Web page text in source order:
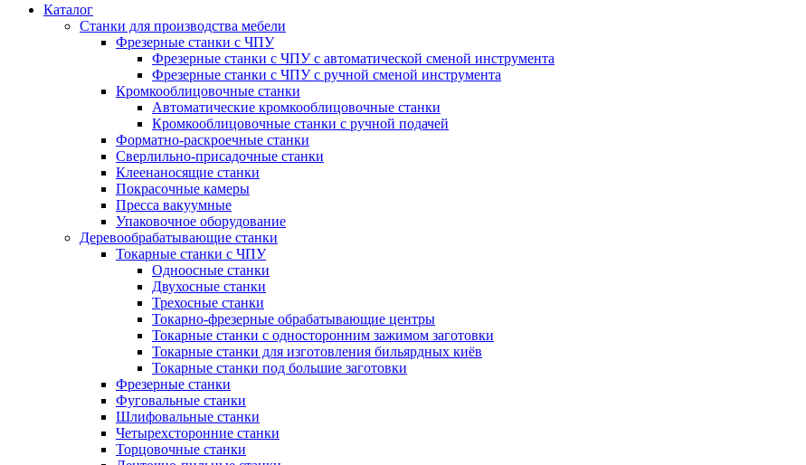
Каталог
Станки для производства мебели
Фрезерные станки с ЧПУ
Фрезерные станки с ЧПУ с автоматической сменой инструмента
Фрезерные станки с ЧПУ с ручной сменой инструмента
Кромкооблицовочные станки
Автоматические кромкооблицовочные станки
Кромкооблицовочные станки с ручной подачей
Форматно-раскроечные станки
Сверлильно-присадочные станки
Клеенаносящие станки
Покрасочные камеры
Пресса вакуумные
Упаковочное оборудование
Деревообрабатывающие станки
Токарные станки с ЧПУ
Одноосные станки
Двухосные станки
Трехосные станки
Токарно-фрезерные обрабатывающие центры
Токарные станки с односторонним зажимом заготовки
Токарные станки для изготовления бильярдных киёв
Токарные станки под большие заготовки
Фрезерные станки
Фуговальные станки
Шлифовальные станки
Четырехсторонние станки
Торцовочные станки